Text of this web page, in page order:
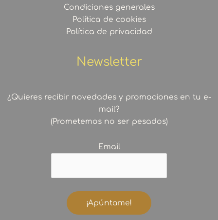
Condiciones generales
Política de cookies
Política de privacidad
Newsletter
¿Quieres recibir novedades y promociones en tu e-
mail?
(Prometemos no ser pesados)
Email